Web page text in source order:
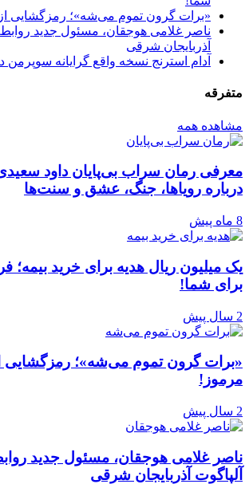
«برات گرون تموم می‌شه»؛ رمزگشایی
ناصر غلامی هوجقان، مسئول جدید
آذربایجان شرقی
آدام استرنج نسخه واقع گرایانه
متفرقه
مشاهده همه
معرفی رمان سراب بی‌پایان داود
درباره رویاها، جنگ، عشق و سنت‌ها
8 ماه پیش
یک میلیون ریال هدیه برای خرید
برای شما!
2 سال پیش
«برات گرون تموم می‌شه»؛ رمزگشایی
مرموز!
2 سال پیش
ناصر غلامی هوجقان، مسئول جدید
آلپاگوت آذربایجان شرقی